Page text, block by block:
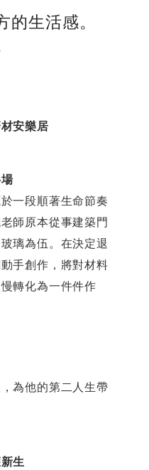
生活感。
安樂居
一段順著生命節奏
師原本從事建築門
璃為伍。在決定退
手創作，將對材料
轉化為一件件作
為他的第二人生帶
生